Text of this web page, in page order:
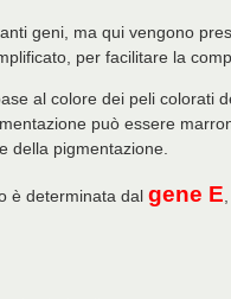
geni, ma qui vengono
per facilitare la
al colore dei peli colorati
può essere
della pigmentazione.
è determinata dal gene E